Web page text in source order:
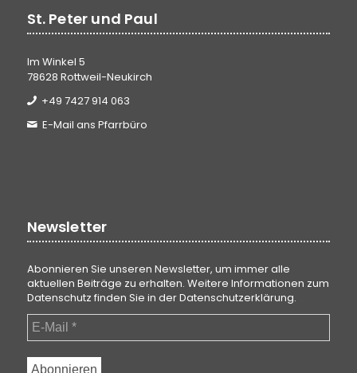
St. Peter und Paul
Im Winkel 5
78628 Rottweil-Neukirch
+49 7427 914 063
E-Mail ans Pfarrbüro
Newsletter
Abonnieren Sie unseren Newsletter, um immer alle
aktuellen Beiträge zu erhalten. Weitere Informationen zum
Datenschutz finden Sie in derDatenschutzerklärung.